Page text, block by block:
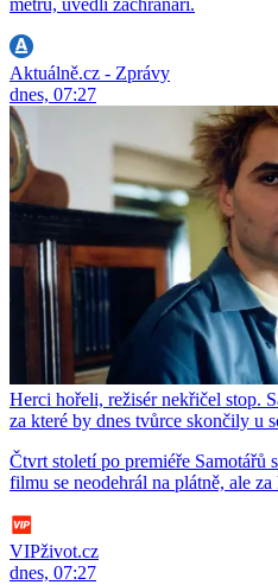
metrů, uvedli záchranáři.
Aktuálně.cz - Zprávy
dnes, 07:27
Herci hořeli, režisér nekřičel stop.
za které by dnes tvůrce skončily u
Čtvrt století po premiéře Samotářů
filmu se neodehrál na plátně, ale za
VIPživot.cz
dnes, 07:27